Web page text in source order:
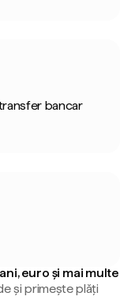
bancar
euro și mai multe
și primește plăți